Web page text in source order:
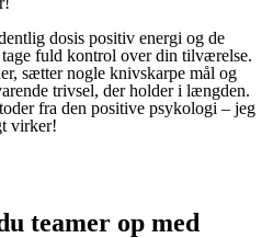
dosis positiv energi og de
fuld kontrol over din tilværelse.
sætter nogle knivskarpe mål og
trivsel, der holder i længden.
fra den positive psykologi – jeg
virker!
teamer op med